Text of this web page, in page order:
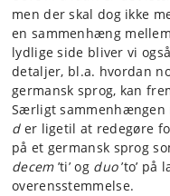
men der skal dog ikke
en sammenhæng mellem
lydlige side bliver vi
detaljer, bl.a. hvordan
germansk sprog, kan
Særligt sammenhængen
der ligetil at redegøre
på et germansk sprog
decem’ti’ og duo’to’ på
overensstemmelse.